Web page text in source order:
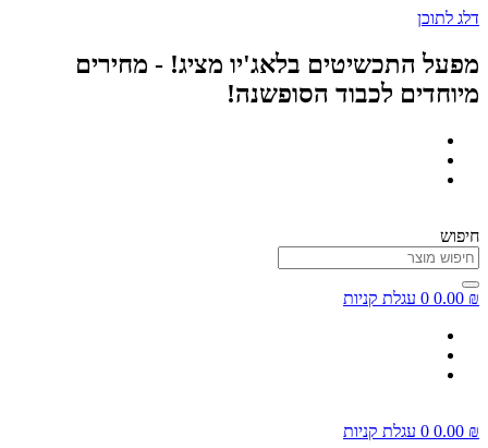
דלג לתוכן
מפעל התכשיטים בלאג'יו מציג! - מחירים
מיוחדים לכבוד הסופשנה!
חיפוש
0.00 ₪
0 עגלת קניות
0.00 ₪
0 עגלת קניות